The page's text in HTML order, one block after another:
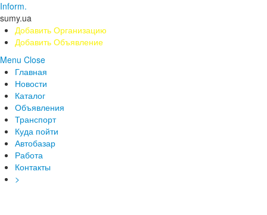
Inform.
sumy.ua
Добавить Организацию
Добавить Объявление
Menu Close
Главная
Новости
Каталог
Объявления
Транспорт
Куда пойти
Автобазар
Работа
Контакты
>